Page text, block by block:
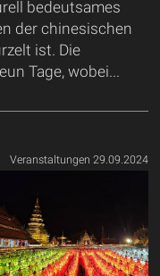
bedeutsames
der chinesischen
ist. Die
Tage, wobei...
Veranstaltungen 29.09.2024